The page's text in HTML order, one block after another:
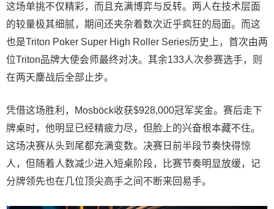
这场单挑不仅精彩，而且充满博弈与反转。两人在技术层面
的较量极其细腻，期间还夹杂着数次近乎疯狂的局面。而这
也是Triton Poker Super High Roller Series历史上，首次由两
位Triton品牌大使会师最终对决。其余133人次参赛选手，则
在两天鏖战后全部止步。
凭借这场胜利，Mosböck收获$928,000冠军奖金。赛后走下
牌桌时，他明显已经精疲力尽，但脸上的兴奋根本藏不住。
这场决赛从头到尾都充满变数。决赛日前半段节奏快得惊
人，但随着人数减少进入短桌阶段，比赛节奏明显放缓，记
分牌领先也在几位顶尖高手之间不断来回易手。